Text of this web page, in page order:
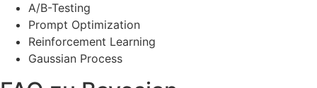
A/B-Testing
Prompt Optimization
Reinforcement Learning
Gaussian Process